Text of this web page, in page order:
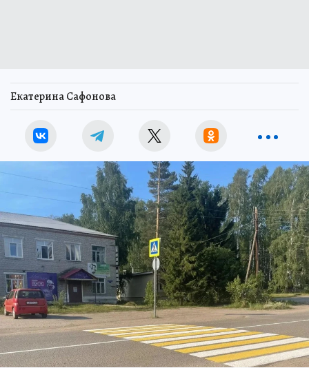
Екатерина Сафонова